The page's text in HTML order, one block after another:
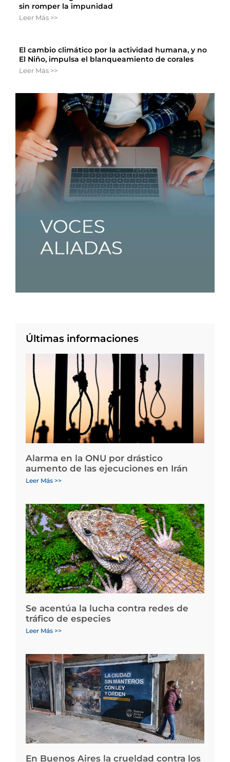
sin romper la impunidad
Leer Más >>
El cambio climático por la actividad humana, y no
El Niño, impulsa el blanqueamiento de corales
Leer Más >>
Últimas informaciones
Alarma en la ONU por drástico
aumento de las ejecuciones en Irán
Leer Más >>
Se acentúa la lucha contra redes de
tráfico de especies
Leer Más >>
En Buenos Aires la crueldad contra los